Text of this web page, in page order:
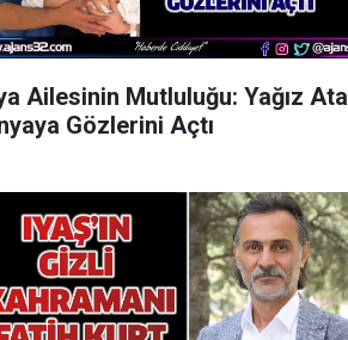
Ailesinin Mutluluğu: Yağız Ata
Gözlerini Açtı